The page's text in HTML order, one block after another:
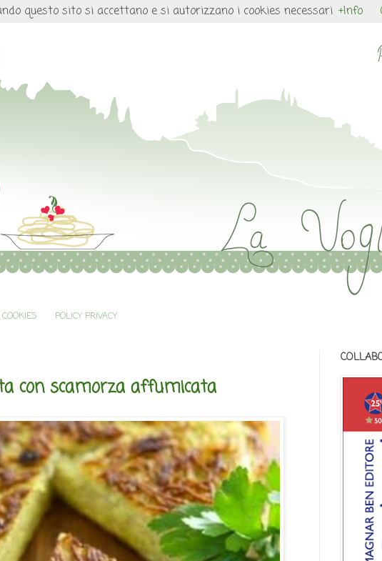
POLICY PRIVACY
con scamorza affumicata
questo sito si accettano e si autorizzano i cookies necessari +Info